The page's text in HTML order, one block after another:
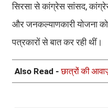
सिरसा से कांग्रेस सांसद,
और जनकल्याणकारी योजना
पत्रकारों से बात कर रही थीं।
Also Read -छात्रों की